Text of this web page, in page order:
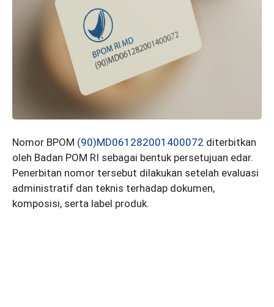
Nomor BPOM (90)MD061282001400072 diterbitkan
oleh Badan POM RI sebagai bentuk persetujuan edar.
Penerbitan nomor tersebut dilakukan setelah evaluasi
administratif dan teknis terhadap dokumen,
komposisi, serta label produk.